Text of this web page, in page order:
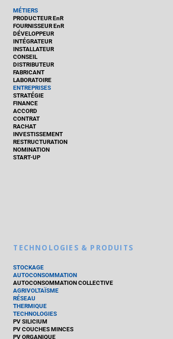
MÉTIERS
PRODUCTEUR EnR
FOURNISSEUR EnR
DÉVELOPPEUR
INTÉGRATEUR
INSTALLATEUR
CONSEIL
DISTRIBUTEUR
FABRICANT
LABORATOIRE
ENTREPRISES
STRATÉGIE
FINANCE
ACCORD
CONTRAT
RACHAT
INVESTISSEMENT
RESTRUCTURATION
NOMINATION
START-UP
TECHNOLOGIES & PRODUITS
STOCKAGE
AUTOCONSOMMATION
AUTOCONSOMMATION COLLECTIVE
AGRIVOLTAÏSME
RÉSEAU
THERMIQUE
TECHNOLOGIES
PV SILICIUM
PV COUCHES MINCES
PV ORGANIQUE